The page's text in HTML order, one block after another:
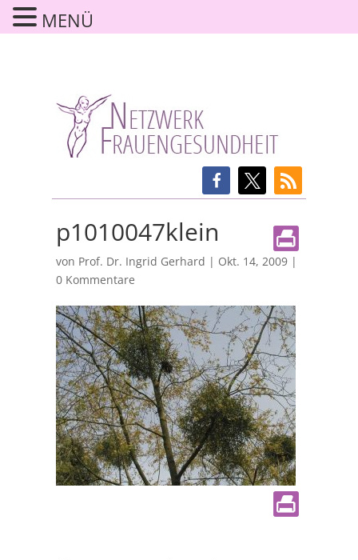
p1010047klein
von Prof. Dr. Ingrid Gerhard | Okt. 14, 2009|
0 Kommentare
MENÜ